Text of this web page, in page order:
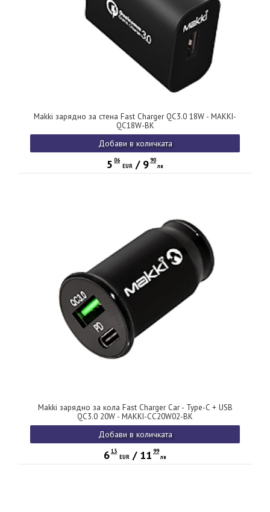
Makki зарядно за стена Fast Charger QC3.0 18W - MAKKI-
QC18W-BK
Добави в количката
5 06
EUR / 990
лв
Makki зарядно за кола Fast Charger Car - Type-C + USB
QC3.0 20W - MAKKI-CC20W02-BK
Добави в количката
613
EUR / 11 99
лв